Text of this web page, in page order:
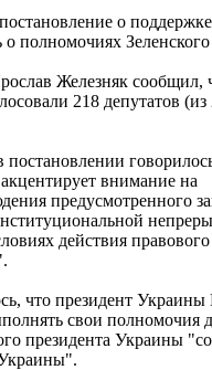
о
о полномочиях Зеленского
Железняк сообщил,
218 депутатов (из
постановлении
внимание на
предусмотренного
действия
что президент
свои полномочия
президента Украины